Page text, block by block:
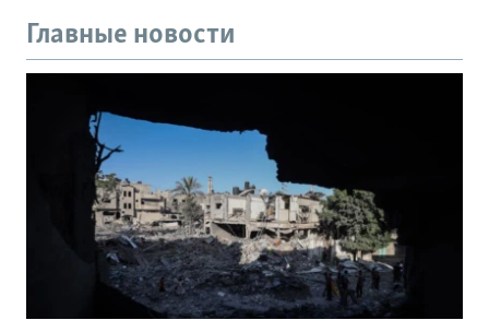
Главные новости